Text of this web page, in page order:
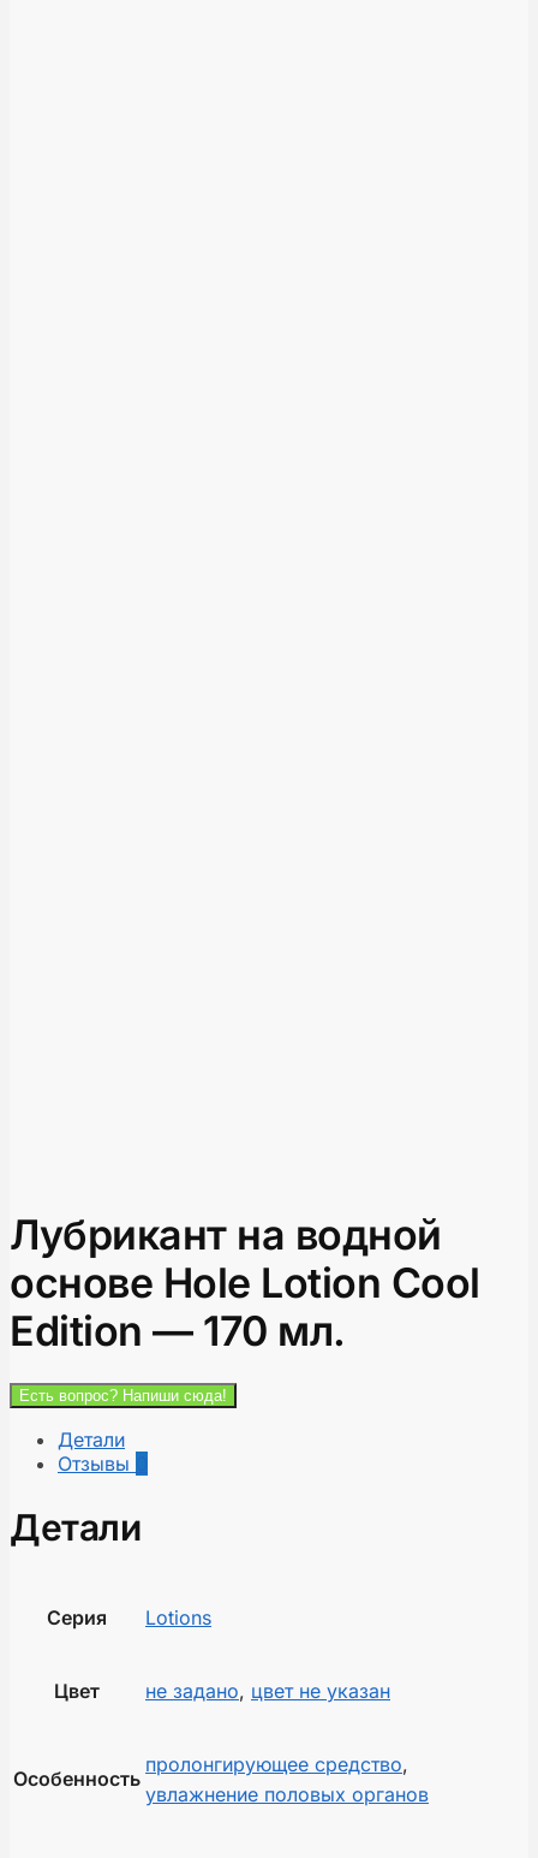
Лубрикант на водной
основе Hole Lotion Cool
Edition — 170 мл.
Есть вопрос? Напиши сюда!
Детали
Отзывы
Детали
Серия Lotions
Цвет не задано, цвет не указан
Особенность
пролонгирующее средство,
увлажнение половых органов